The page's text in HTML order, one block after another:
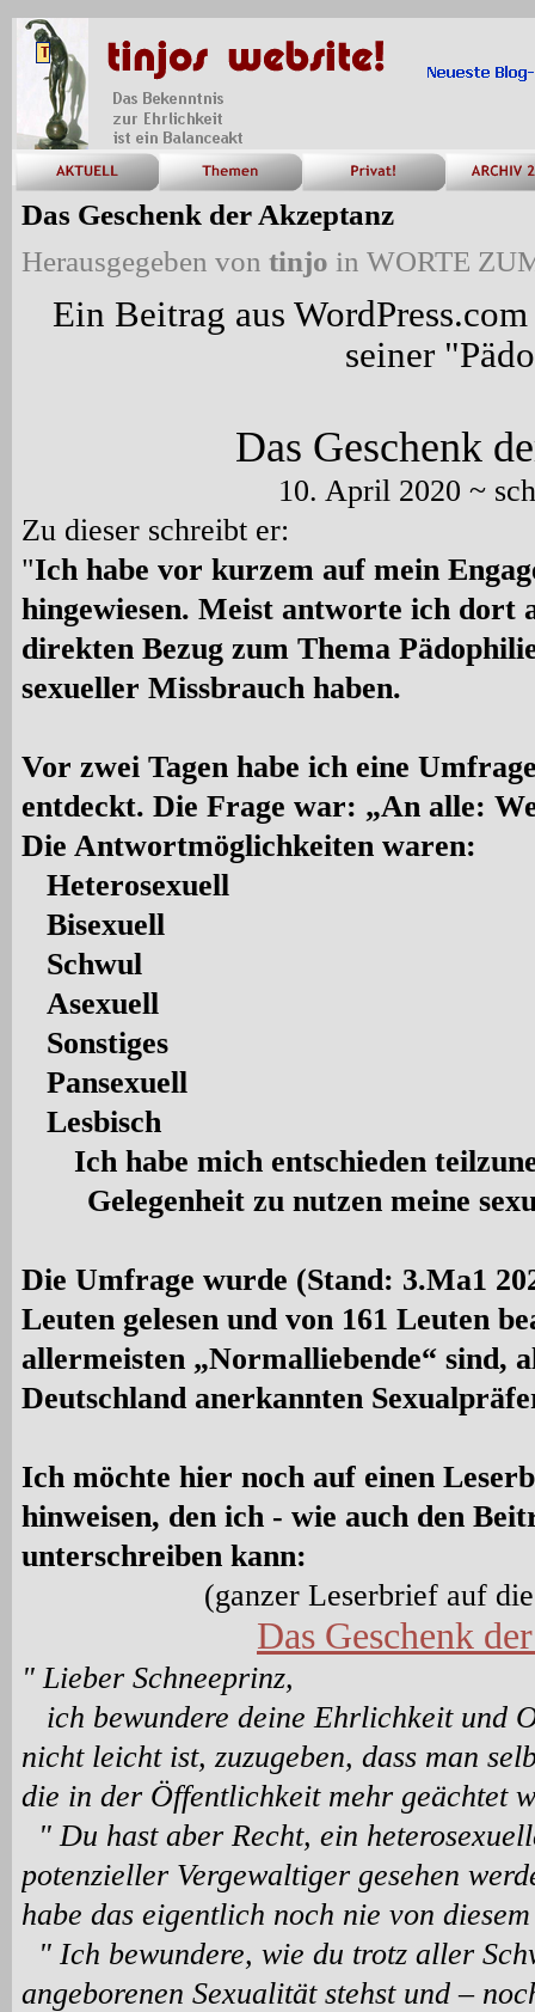
Das Geschenk der Akzeptanz
Herausgegeben von tinjo in WORTE
Ein Beitrag aus
seiner
Das Geschenk
10. April 2020 ~
Zu dieser schreibt er:
"Ich habe vor kurzem auf mein
hingewiesen. Meist antworte ich dort
direkten Bezug zum Thema
sexueller Missbrauch haben.
Vor zwei Tagen habe ich eine
entdeckt. Die Frage war: „An alle:
Die Antwortmöglichkeiten waren:
Heterosexuell
Bisexuell
Schwul
Asexuell
Sonstiges
Pansexuell
Lesbisch
Ich habe mich entschieden
Gelegenheit zu nutzen meine
Die Umfrage wurde (Stand: 3.Ma1
Leuten gelesen und von 161 Leuten
allermeisten „Normalliebende“ sind,
Deutschland anerkannten
Ich möchte hier noch auf einen
hinweisen, den ich - wie auch den
unterschreiben kann:
(ganzer Leserbrief auf
Das Geschenk
" Lieber Schneeprinz,
ich bewundere deine Ehrlichkeit und
nicht leicht ist, zuzugeben, dass man
die in der Öffentlichkeit mehr geächtet
" Du hast aber Recht, ein
potenzieller Vergewaltiger gesehen
habe das eigentlich noch nie von
" Ich bewundere, wie du trotz aller
angeborenen Sexualität stehst und –